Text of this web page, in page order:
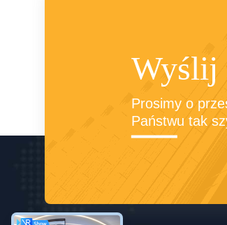
Wyślij
Prosimy o
Państwu tak